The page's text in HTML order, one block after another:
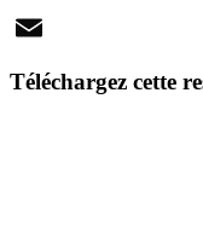
X
Téléchargez cette